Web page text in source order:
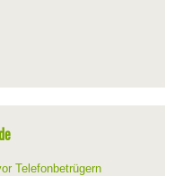
Telefonbetrügern